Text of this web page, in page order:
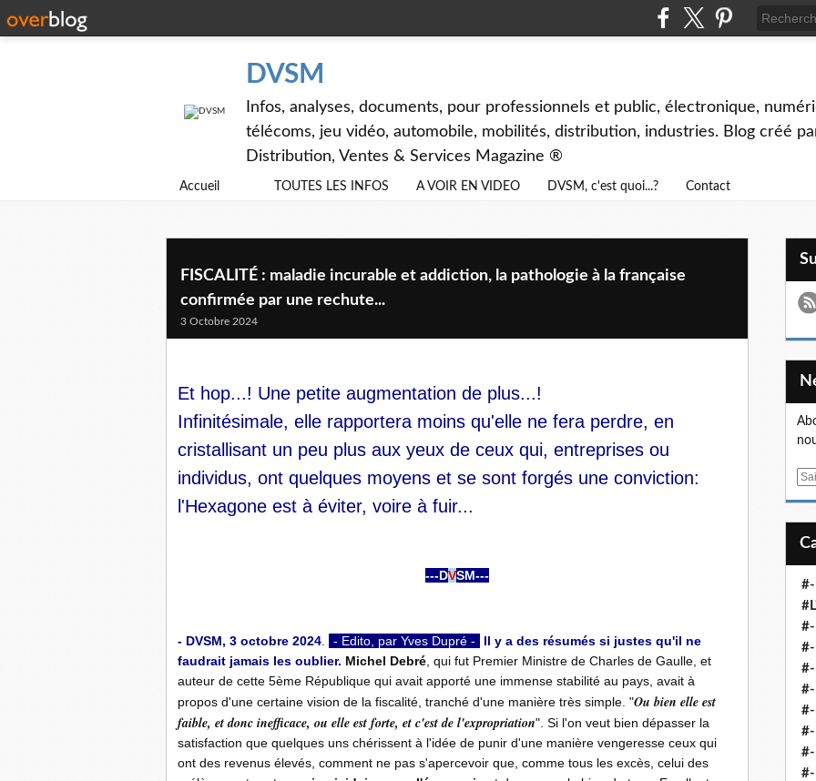
DVSM
Infos, analyses, documents, pour professionnels et public, électronique,
télécoms, jeu vidéo, automobile, mobilités, distribution, industries. Blog créé
Distribution, Ventes & Services Magazine ®
Accueil TOUTES LES INFOS A VOIR EN VIDEO DVSM, c'est quoi...? Contact
FISCALITÉ : maladie incurable et addiction, la pathologie à la française
confirmée par une rechute...
3 Octobre 2024
Et hop...! Une petite augmentation de plus...!
Infinitésimale, elle rapportera moins qu'elle ne fera perdre, en
cristallisant un peu plus aux yeux de ceux qui, entreprises ou
individus, ont quelques moyens et se sont forgés une conviction:
l'Hexagone est à éviter, voire à fuir...
---DVSM---
- DVSM, 3 octobre 2024 - Edito, par Yves Dupré -
Il y a des résumés si justes qu'il ne
faudrait jamais les oublier. Michel Debré , qui fut Premier Ministre de Charles de Gaulle, et
auteur de cette 5ème République qui avait apporté une immense stabilité au pays, avait à
propos d'une certaine vision de la fiscalité, tranché d'une manière très simple. "Ou bien elle est
faible, et donc inefficace, ou elle est forte, et c'est de l'expropriation". Si l'on veut bien dépasser la
satisfaction que quelques uns chérissent à l'idée de punir d'une manière vengeresse ceux qui
ont des revenus élevés, comment ne pas s'apercevoir que, comme tous les excès, celui des
E
#-
#-
#-
#-
#-
#-
#-